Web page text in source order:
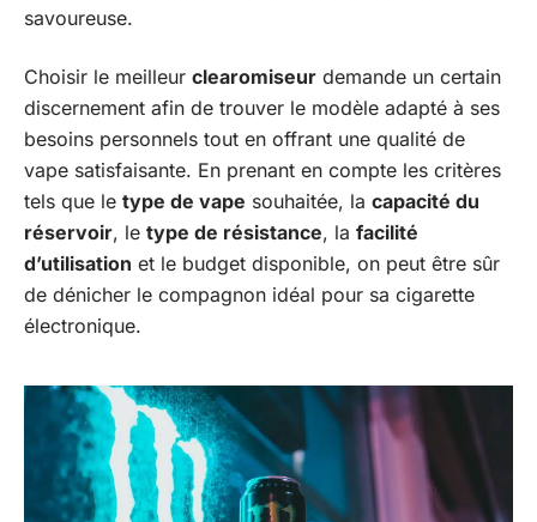
savoureuse.
Choisir le meilleur clearomiseur demande un certain
discernement afin de trouver le modèle adapté à ses
besoins personnels tout en offrant une qualité de
vape satisfaisante. En prenant en compte les critères
tels que le type de vape souhaitée, la capacité du
réservoir, le type de résistance, la facilité
d’utilisation et le budget disponible, on peut être sûr
de dénicher le compagnon idéal pour sa cigarette
électronique.